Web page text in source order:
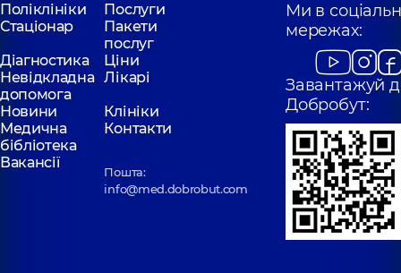
Поліклініки
Послуги
Стаціонар
Пакети
послуг
Діагностика
Ціни
Невідкладна
допомога
Лікарі
Новини
Клініки
Медична
бібліотека
Контакти
Вакансії
Пошта:
info@med.dobrobut.com
Ми в
мережах:
Завантажуй
Добробут: